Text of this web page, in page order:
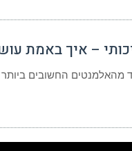
– איך באמת
מהאלמנטים החשובים ביותר